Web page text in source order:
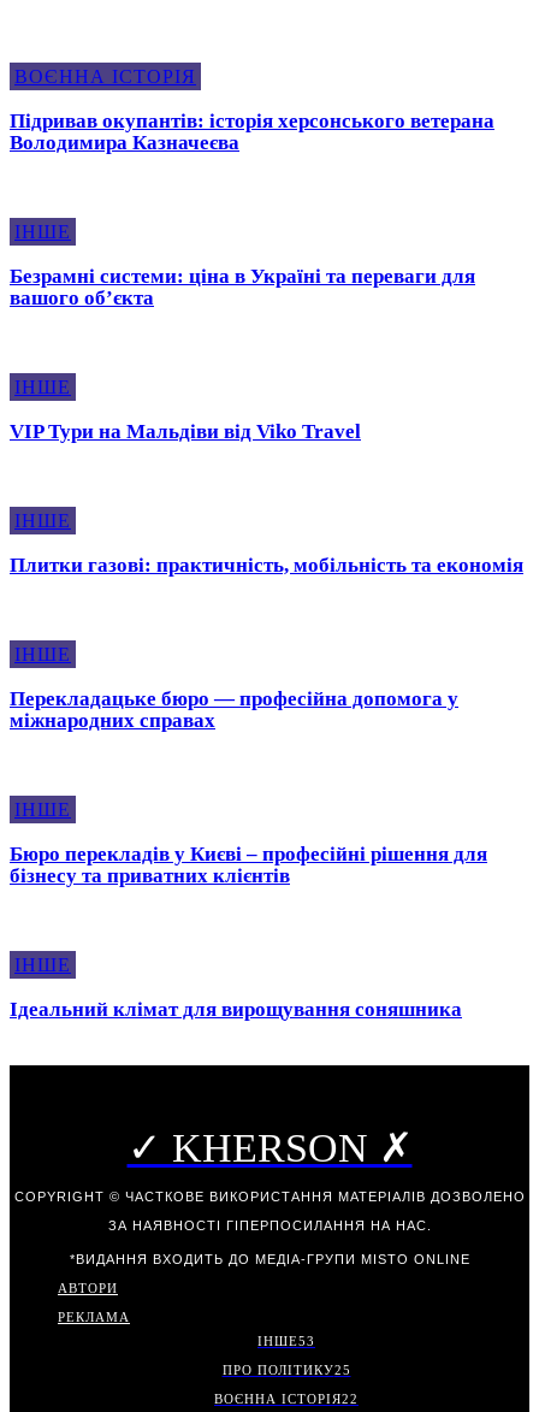
ВОЄННА ІСТОРІЯ
Підривав окупантів: історія херсонського ветерана
Володимира Казначеєва
ІНШЕ
Безрамні системи: ціна в Україні та переваги для
вашого об’єкта
ІНШЕ
VIP Тури на Мальдіви вiд Viko Travel
ІНШЕ
Плитки газові: практичність, мобільність та економія
ІНШЕ
Перекладацьке бюро — професійна допомога у
міжнародних справах
ІНШЕ
Бюро перекладів у Києві – професійні рішення для
бізнесу та приватних клієнтів
ІНШЕ
Ідеальний клімат для вирощування соняшника
✓ KHERSON ✗
COPYRIGHT © ЧАСТКОВЕ ВИКОРИСТАННЯ МАТЕРІАЛІВ ДОЗВОЛЕНО
ЗА НАЯВНОСТІ ГІПЕРПОСИЛАННЯ НА НАС.
*ВИДАННЯ ВХОДИТЬ ДО МЕДІА-ГРУПИ MISTO ONLINE
АВТОРИ
РЕКЛАМА
ІНШЕ53
ПРО ПОЛІТИКУ25
ВОЄННА ІСТОРІЯ22